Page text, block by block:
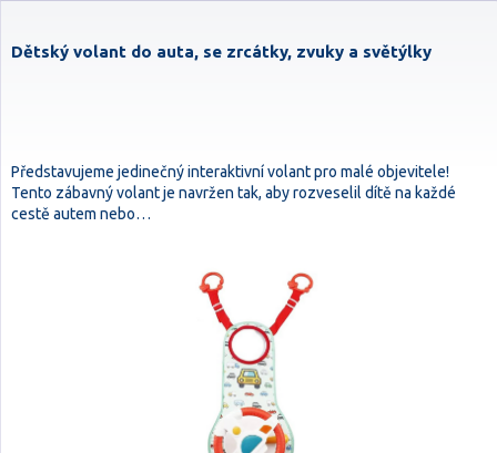
Dětský volant do auta, se zrcátky, zvuky a světýlky
Představujeme jedinečný interaktivní volant pro malé objevitele!
Tento zábavný volant je navržen tak, aby rozveselil dítě na každé
cestě autem nebo…